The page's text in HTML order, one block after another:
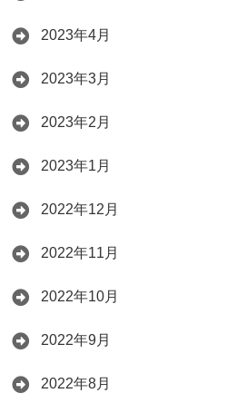
2023年4月
2023年3月
2023年2月
2023年1月
2022年12月
2022年11月
2022年10月
2022年9月
2022年8月